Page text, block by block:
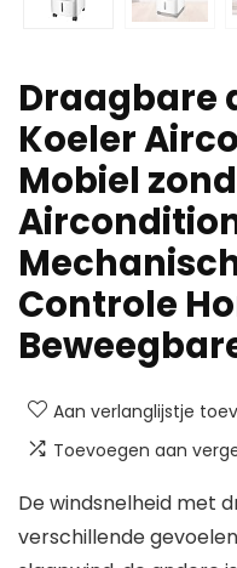
Draagbare
Koeler
Mobiel
Controle
Aan verlanglijstje
Toevoegen aan
De windsnelheid met
verschillende